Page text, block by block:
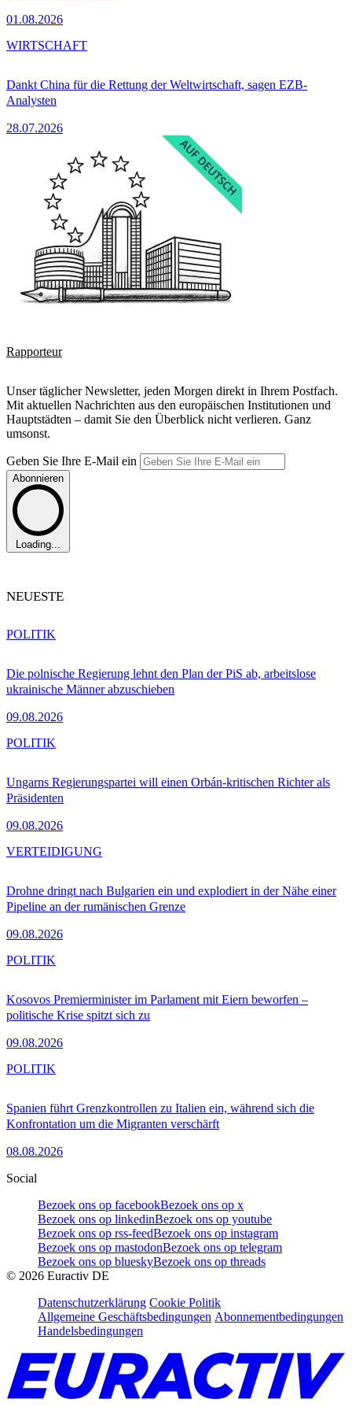
01.08.2026
Dankt China für die Rettung der Weltwirtschaft, sagen EZB-
Analysten
28.07.2026
WIRTSCHAFT
Rapporteur
Unser täglicher Newsletter, jeden Morgen direkt in Ihrem Postfach.
Mit aktuellen Nachrichten aus den europäischen Institutionen und
Hauptstädten – damit Sie den Überblick nicht verlieren. Ganz
umsonst.
Geben Sie Ihre E-Mail ein
Abonnieren
Loading...
NEUESTE
Die polnische Regierung lehnt den Plan der PiS ab, arbeitslose
ukrainische Männer abzuschieben
09.08.2026
POLITIK
Ungarns Regierungspartei will einen Orbán-kritischen Richter als
Präsidenten
09.08.2026
POLITIK
Drohne dringt nach Bulgarien ein und explodiert in der Nähe einer
Pipeline an der rumänischen Grenze
09.08.2026
VERTEIDIGUNG
Kosovos Premierminister im Parlament mit Eiern beworfen –
politische Krise spitzt sich zu
09.08.2026
POLITIK
Spanien führt Grenzkontrollen zu Italien ein, während sich die
Konfrontation um die Migranten verschärft
08.08.2026
POLITIK
Social
Bezoek ons op facebookBezoek ons op x
Bezoek ons op linkedinBezoek ons op youtube
Bezoek ons op rss-feedBezoek ons op instagram
Bezoek ons op mastodonBezoek ons op telegram
Bezoek ons op blueskyBezoek ons op threads
© 2026 Euractiv DE
Datenschutzerklärung Cookie Politik
Allgemeine Geschäftsbedingungen Abonnementbedingungen
Handelsbedingungen